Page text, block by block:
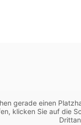
gerade einen
klicken Sie auf die